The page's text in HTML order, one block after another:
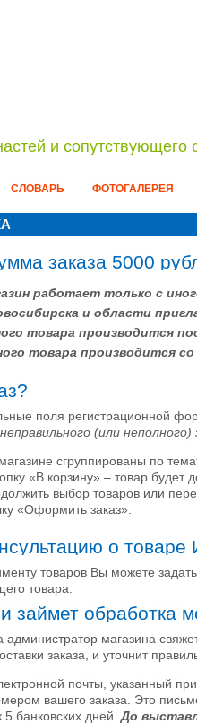
и сопутствующего
СЛОВАРЬ ФОТОГАЛЕРЕЯ
заказа 5000
работает только с
и области
товара производится
товара производится со
поля регистрационной
(или
сгруппированы по
«В корзину» – товар
выбор товаров или
«Оформить заказ».
о товаре
товаров Вы можете
товара.
займет обработка
администратор магазина
заказа, и уточнит
почты, указанный
вашего заказа. Это
банковских дней. До
Вы просматриваете
прямо сейчас
страницу